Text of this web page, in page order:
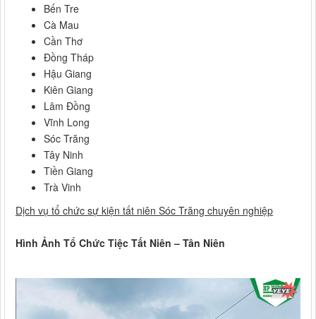
Bến Tre
Cà Mau
Cần Thơ
Đồng Tháp
Hậu Giang
Kiên Giang
Lâm Đồng
Vĩnh Long
Sóc Trăng
Tây Ninh
Tiền Giang
Trà Vinh
Dịch vụ tổ chức sự kiện tất niên Sóc Trăng chuyên nghiệp
Hình Ảnh Tổ Chức Tiệc Tất Niên – Tân Niên